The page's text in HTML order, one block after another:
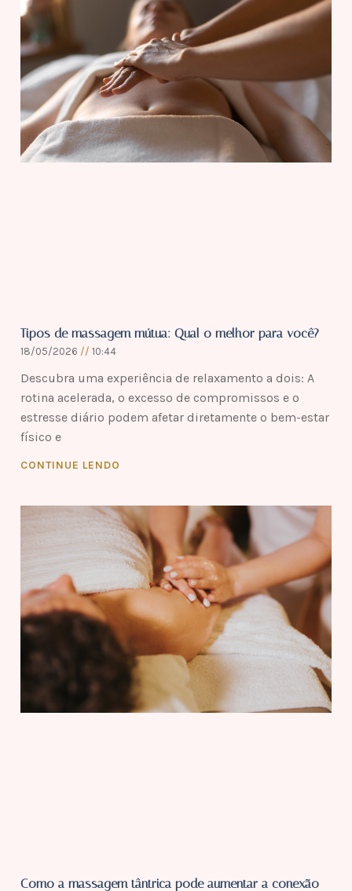
Tipos de massagem mútua: Qual o melhor para você?
18/05/2026 10:44
Descubra uma experiência de relaxamento a dois: A
rotina acelerada, o excesso de compromissos e o
estresse diário podem afetar diretamente o bem-estar
físico e
CONTINUE LENDO
Como a massagem tântrica pode aumentar a conexão